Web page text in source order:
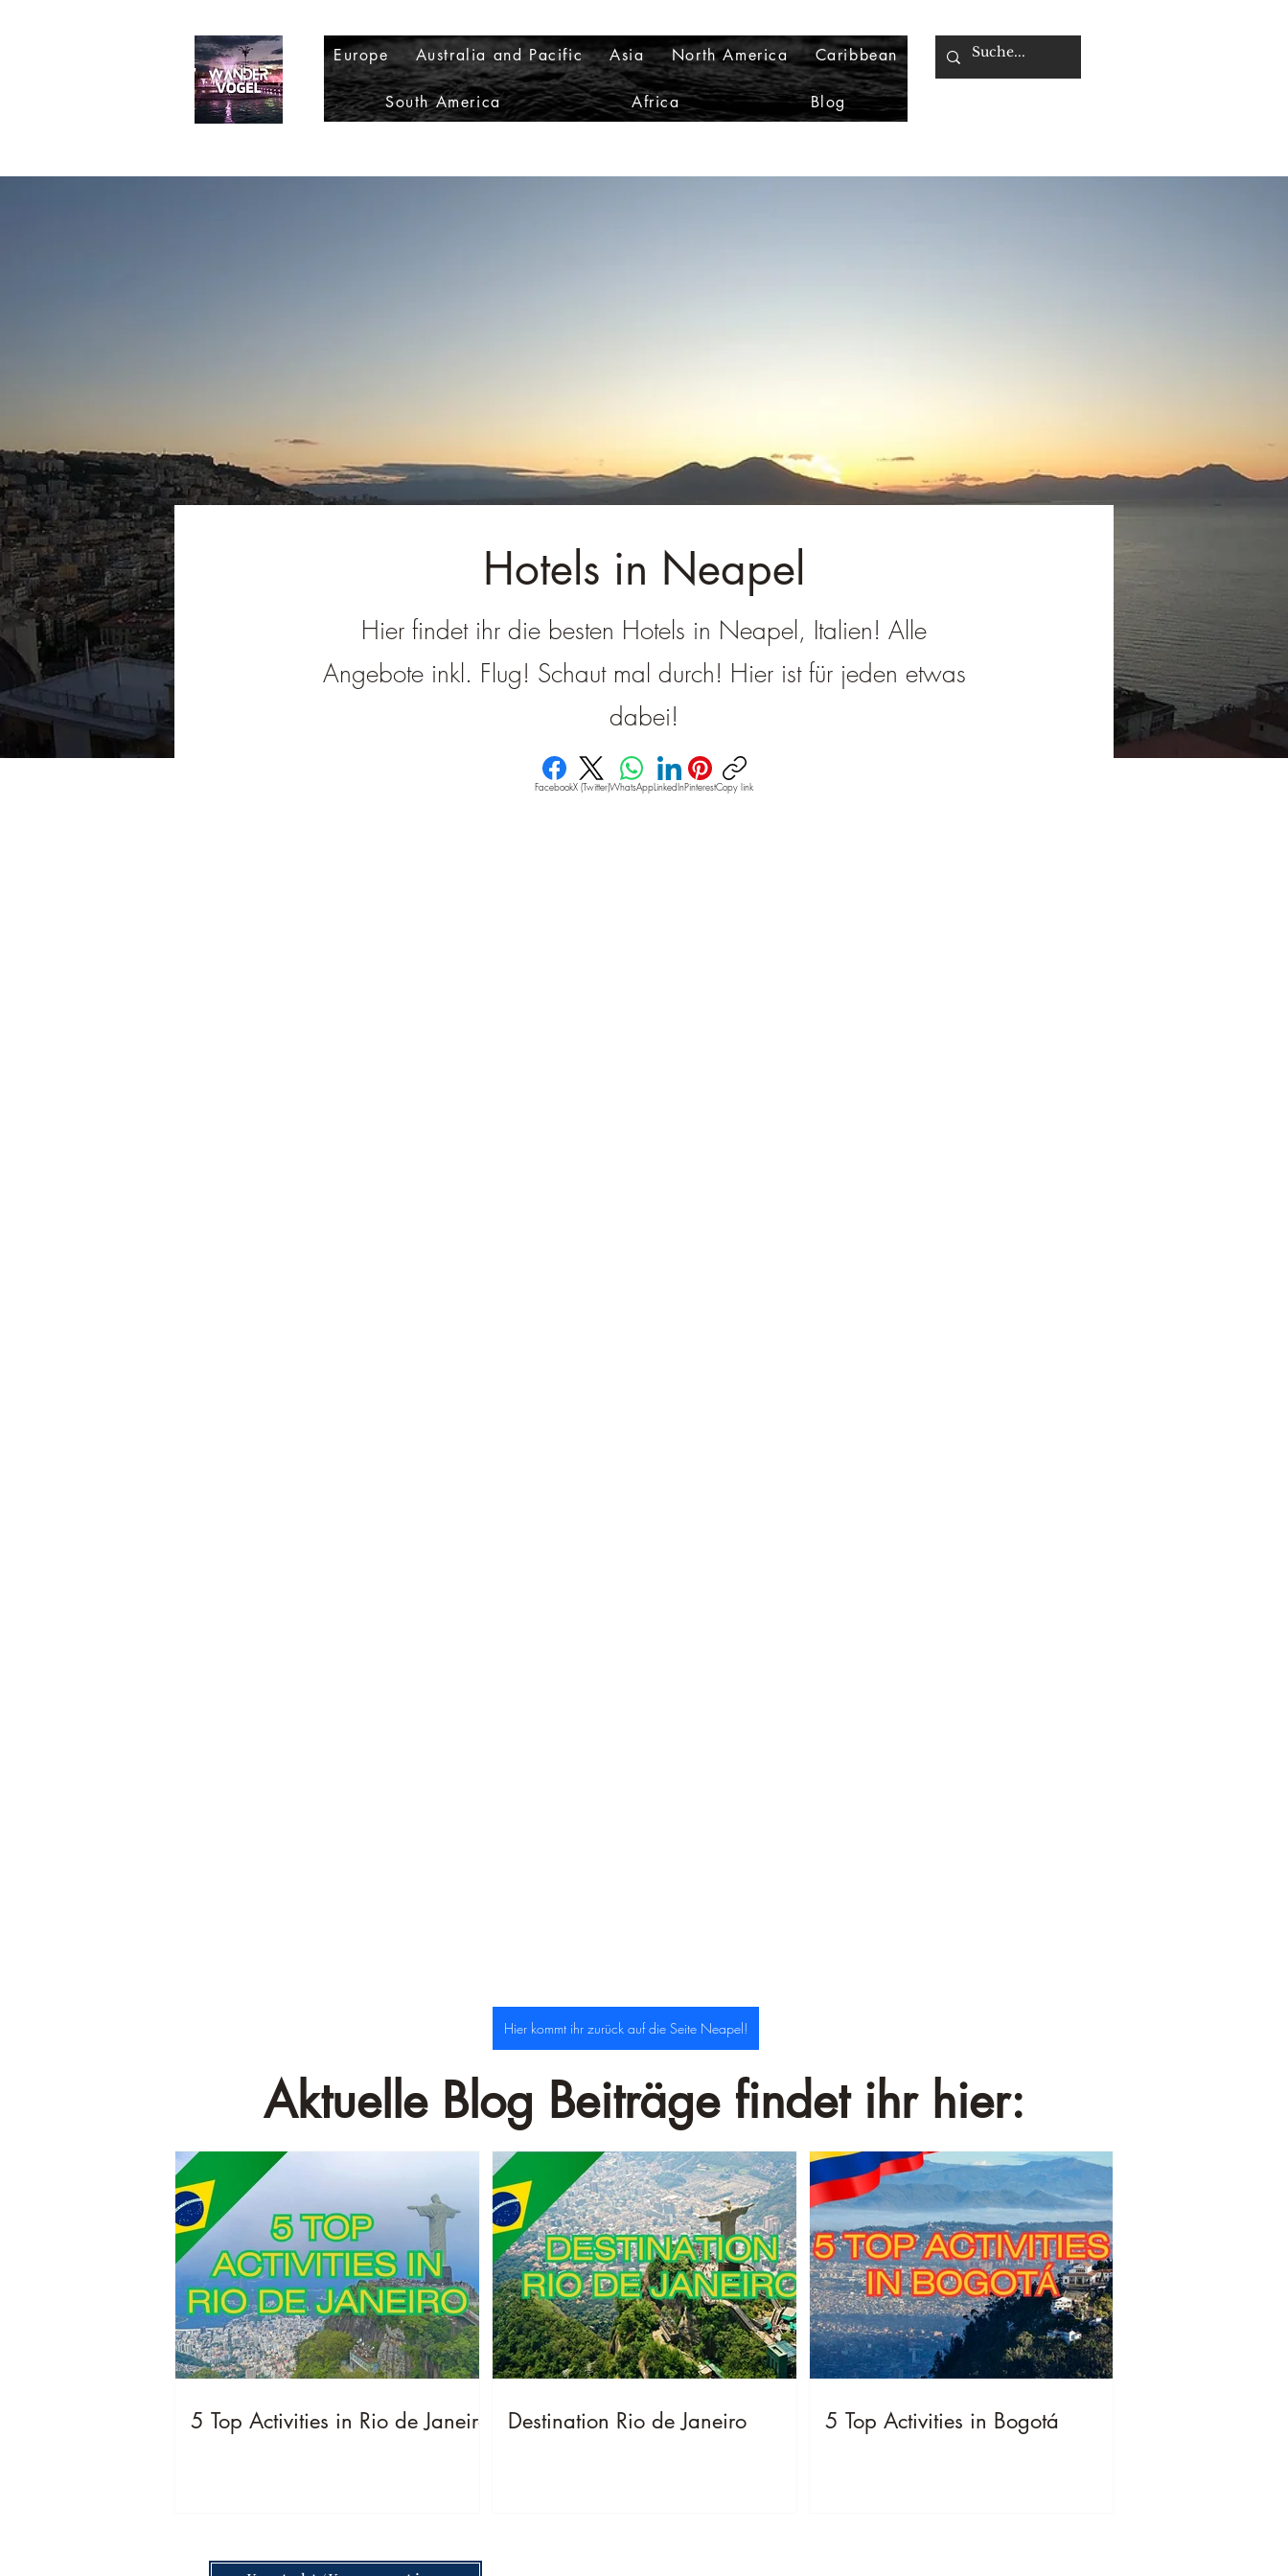
â
–¡
Europe Australia and Pacific Asia North America Caribbean
South America Africa Blog
Hotels in Neapel
Hier findet ihr die besten Hotels in Neapel, Italien! Alle
Angebote inkl. Flug! Schaut mal durch! Hier ist für jeden etwas
dabei!
FacebookX (Twitter)WhatsAppLinkedInPinterestCopy link
Hier kommt ihr zurück auf die Seite Neapel!
Aktuelle Blog Beiträge findet ihr hier:
5 Top Activities in Rio de Janeiro Destination Rio de Janeiro 5 Top Activities in Bogotá